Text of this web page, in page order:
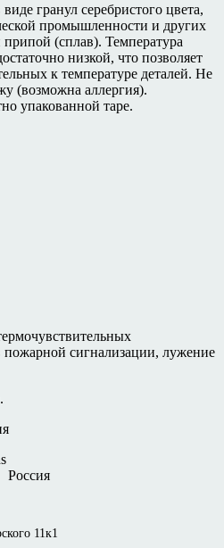
гранул серебристого цвета,
промышленности и других
припой (сплав). Температура
низкой, что позволяет
к температуре деталей. Не
(возможна аллергия).
упакованной таре.
пожарной сигнализации, лужение
Россия
11к1